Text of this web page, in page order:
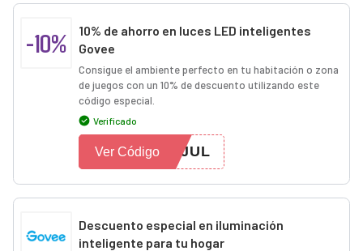
-10%
10% de ahorro en luces LED inteligentes
Govee
Consigue el ambiente perfecto en tu habitación o zona
de juegos con un 10% de descuento utilizando este
código especial.
Verificado
FJUL
Ver Código
Descuento especial en iluminación
inteligente para tu hogar